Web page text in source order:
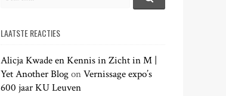
r
h
f
o
S
h
.
LAATSTE REACTIES
Alicja Kwade en Kennis in Zicht in M |
Yet Another BlogonVernissage expo’s
600 jaar KU Leuven